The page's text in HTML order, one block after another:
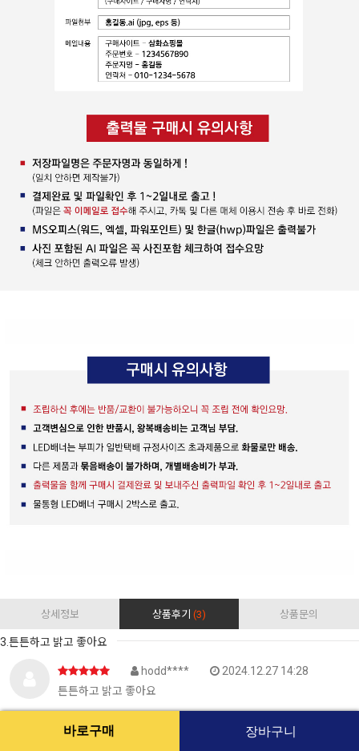
상세정보 상품후기 (3) 상품문의
3.튼튼하고 밝고 좋아요
hodd****
2024.12.27 14:28
튼튼하고 밝고 좋아요
2.튼튼하고 밝고 좋아요